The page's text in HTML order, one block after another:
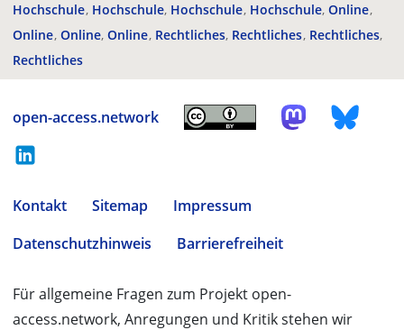
Hochschule Hochschule Hochschule Hochschule Online
Online Online Online Rechtliches Rechtliches Rechtliches
Rechtliches
open-access.network
Kontakt Sitemap
Impressum
Datenschutzhinweis
Barrierefreiheit
Für allgemeine Fragen zum Projekt open-
access.network, Anregungen und Kritik stehen wir